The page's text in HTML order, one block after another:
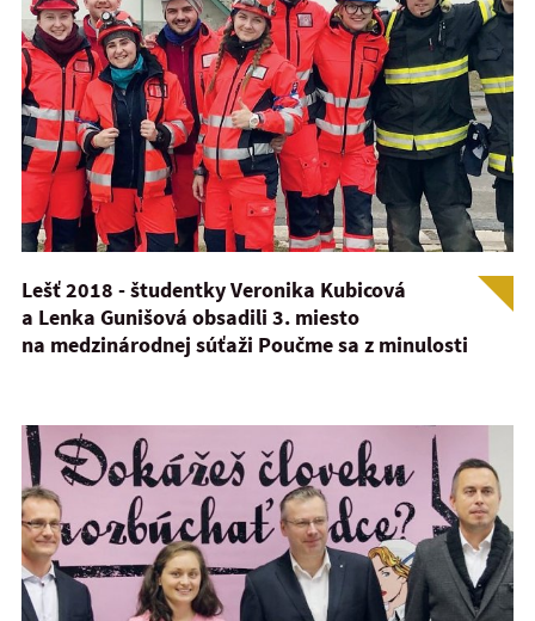
Lešť 2018 - študentky Veronika Kubicová
a Lenka Gunišová obsadili 3. miesto
na medzinárodnej súťaži Poučme sa z minulosti